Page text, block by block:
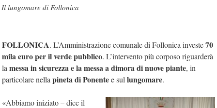
Il lungomare di Follonica
FOLLONICA. L’Amministrazione comunale di Follonica investe70
mila euro per il verde pubblico. L’intervento più corposo riguarderà
la messa in sicurezza e la messa a dimora di nuove piante, in
particolare nella pineta di Ponentee sul lungomare.
«Abbiamo iniziato – dice il